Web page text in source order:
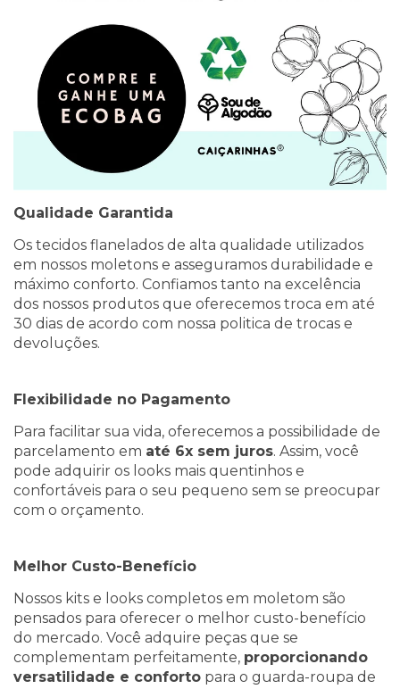
Qualidade Garantida
Os tecidos flanelados de alta qualidade utilizados
em nossos moletons e asseguramos durabilidade e
máximo conforto. Confiamos tanto na excelência
dos nossos produtos que oferecemos troca em até
30 dias de acordo com nossa politica de trocas e
devoluções.
Flexibilidade no Pagamento
Para facilitar sua vida, oferecemos a possibilidade de
parcelamento em até 6x sem juros. Assim, você
pode adquirir os looks mais quentinhos e
confortáveis para o seu pequeno sem se preocupar
com o orçamento.
Melhor Custo-Benefício
Nossos kits e looks completos em moletom são
pensados para oferecer o melhor custo-benefício
do mercado. Você adquire peças que se
complementam perfeitamente, proporcionando
versatilidade e conforto para o guarda-roupa de